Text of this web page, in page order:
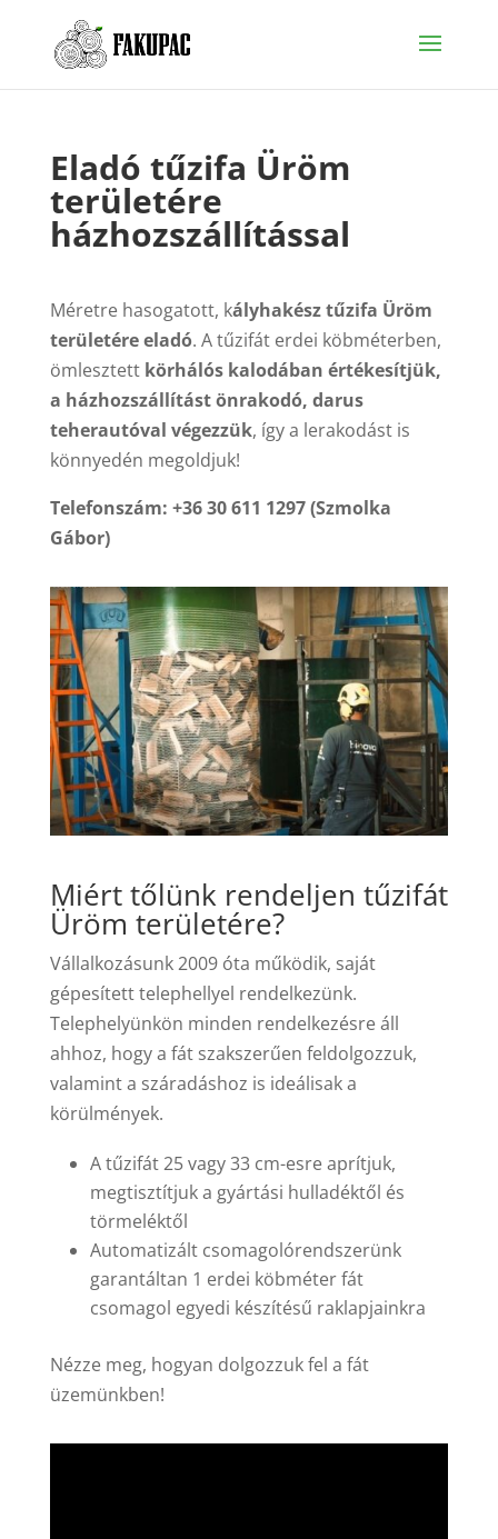
Eladó tűzifa Üröm
területére
házhozszállítással
Méretre hasogatott, kályhakész tűzifa Üröm
területére eladó. A tűzifát erdei köbméterben,
ömlesztett körhálós kalodában értékesítjük,
a házhozszállítást önrakodó, darus
teherautóval végezzük, így a lerakodást is
könnyedén megoldjuk!
Telefonszám: +36 30 611 1297 (Szmolka
Gábor)
Miért tőlünk rendeljen tűzifát
Üröm területére?
Vállalkozásunk 2009 óta működik, saját
gépesített telephellyel rendelkezünk.
Telephelyünkön minden rendelkezésre áll
ahhoz, hogy a fát szakszerűen feldolgozzuk,
valamint a száradáshoz is ideálisak a
körülmények.
A tűzifát 25 vagy 33 cm-esre aprítjuk,
megtisztítjuk a gyártási hulladéktől és
törmeléktől
Automatizált csomagolórendszerünk
garantáltan 1 erdei köbméter fát
csomagol egyedi készítésű raklapjainkra
Nézze meg, hogyan dolgozzuk fel a fát
üzemünkben!